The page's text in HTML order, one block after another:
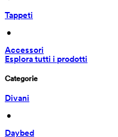
Tappeti
•
Accessori
Esplora tutti i prodotti
Categorie
Divani
•
Daybed